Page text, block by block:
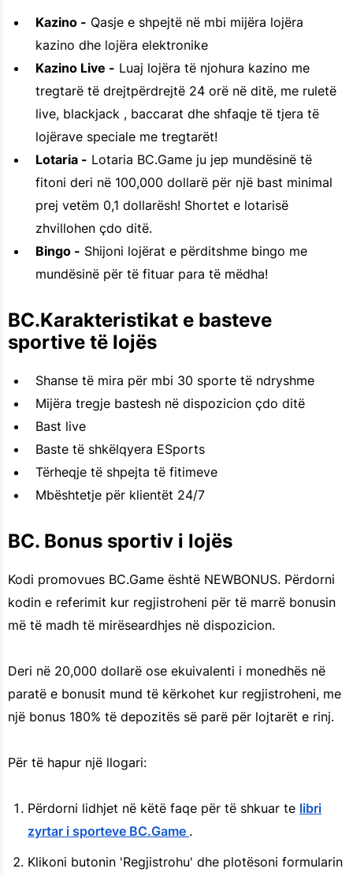
Kazino - Qasje e shpejtë në mbi mijëra lojëra
kazino dhe lojëra elektronike
Kazino Live - Luaj lojëra të njohura kazino me
tregtarë të drejtpërdrejtë 24 orë në ditë, me ruletë
live, blackjack , baccarat dhe shfaqje të tjera të
lojërave speciale me tregtarët!
Lotaria - Lotaria BC.Game ju jep mundësinë të
fitoni deri në 100,000 dollarë për një bast minimal
prej vetëm 0,1 dollarësh! Shortet e lotarisë
zhvillohen çdo ditë.
Bingo - Shijoni lojërat e përditshme bingo me
mundësinë për të fituar para të mëdha!
BC.Karakteristikat e basteve
sportive të lojës
Shanse të mira për mbi 30 sporte të ndryshme
Mijëra tregje bastesh në dispozicion çdo ditë
Bast live
Baste të shkëlqyera ESports
Tërheqje të shpejta të fitimeve
Mbështetje për klientët 24/7
BC. Bonus sportiv i lojës
Kodi promovues BC.Game është NEWBONUS. Përdorni
kodin e referimit kur regjistroheni për të marrë bonusin
më të madh të mirëseardhjes në dispozicion.
Deri në 20,000 dollarë ose ekuivalenti i monedhës në
paratë e bonusit mund të kërkohet kur regjistroheni, me
një bonus 180% të depozitës së parë për lojtarët e rinj.
Për të hapur një llogari:
Përdorni lidhjet në këtë faqe për të shkuar te libri
zyrtar i sporteve BC.Game .
Klikoni butonin 'Regjistrohu' dhe plotësoni formularin